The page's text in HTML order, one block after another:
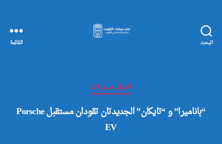
البحث
الكويت
القائمة
التصنيفات
اخبار سيارات
“باناميرا” و “تايكان” الجديدتان تقودان مستقبل Porsche
EV